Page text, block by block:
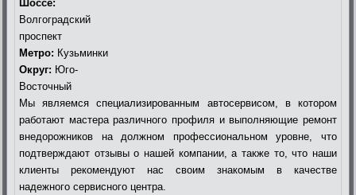
Шоссе:
Волгоградский
проспект
Метро: Кузьминки
Округ: Юго-
Восточный
Мы являемся специализированным автосервисом, в котором
работают мастера различного профиля и выполняющие ремонт
внедорожников на должном профессиональном уровне, что
подтверждают отзывы о нашей компании, а также то, что наши
клиенты рекомендуют нас своим знакомым в качестве
надежного сервисного центра.